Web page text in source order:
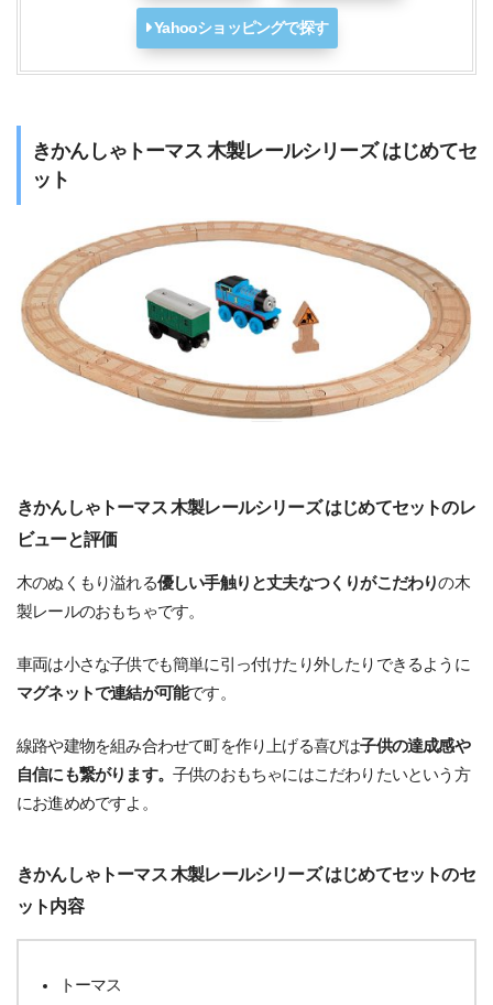
Yahooショッピングで探す
きかんしゃトーマス 木製レールシリーズ はじめてセ
ット
きかんしゃトーマス 木製レールシリーズ はじめてセットのレ
ビューと評価
木のぬくもり溢れる優しい手触りと丈夫なつくりがこだわりの木
製レールのおもちゃです。
車両は小さな子供でも簡単に引っ付けたり外したりできるように
マグネットで連結が可能です。
線路や建物を組み合わせて町を作り上げる喜びは子供の達成感や
自信にも繋がります。 子供のおもちゃにはこだわりたいという方
にお進めめですよ。
きかんしゃトーマス 木製レールシリーズ はじめてセットのセ
ット内容
トーマス